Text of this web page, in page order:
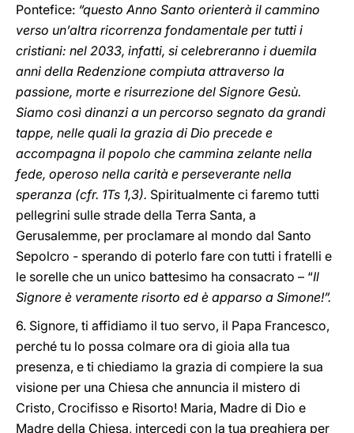
Pontefice: “questo Anno Santo orienterà il cammino
verso un’altra ricorrenza fondamentale per tutti i
cristiani: nel 2033, infatti, si celebreranno i duemila
anni della Redenzione compiuta attraverso la
passione, morte e risurrezione del Signore Gesù.
Siamo così dinanzi a un percorso segnato da grandi
tappe, nelle quali la grazia di Dio precede e
accompagna il popolo che cammina zelante nella
fede, operoso nella carità e perseverante nella
speranza (cfr. 1Ts 1,3). Spiritualmente ci faremo tutti
pellegrini sulle strade della Terra Santa, a
Gerusalemme, per proclamare al mondo dal Santo
Sepolcro - sperando di poterlo fare con tutti i fratelli e
le sorelle che un unico battesimo ha consacrato – “Il
Signore è veramente risorto ed è apparso a Simone!”.
6. Signore, ti affidiamo il tuo servo, il Papa Francesco,
perché tu lo possa colmare ora di gioia alla tua
presenza, e ti chiediamo la grazia di compiere la sua
visione per una Chiesa che annuncia il mistero di
Cristo, Crocifisso e Risorto! Maria, Madre di Dio e
Madre della Chiesa, intercedi con la tua preghiera per